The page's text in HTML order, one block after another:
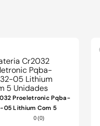
Proeletronic Pqba-
05 Lithium Com 5
0(0)